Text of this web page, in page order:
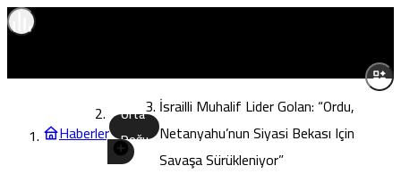
Haberler
Orta
Doğu
İsrailli Muhalif Lider Golan: “Ordu,
Netanyahu’nun Siyasi Bekası Için
Savaşa Sürükleniyor”